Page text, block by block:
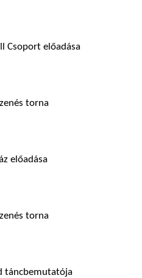
Csoport előadása
torna
előadása
torna
táncbemutatója